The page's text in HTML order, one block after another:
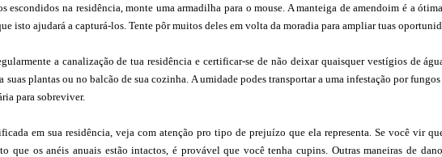
escondidos na residência, monte uma armadilha para o mouse. A manteiga de amendoim é a
isto ajudará a capturá-los. Tente pôr muitos deles em volta da moradia para ampliar tuas
a canalização de tua residência e certificar-se de não deixar quaisquer vestígios de
plantas ou no balcão de sua cozinha. A umidade podes transportar a uma infestação por
para sobreviver.
em sua residência, veja com atenção pro tipo de prejuízo que ela representa. Se você vir
que os anéis anuais estão intactos, é provável que você tenha cupins. Outras maneiras de